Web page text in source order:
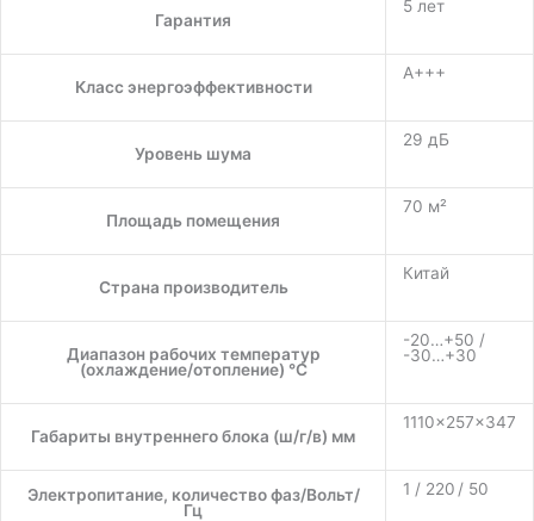
Гарантия
5 лет
Класс энергоэффективности
A+++
Уровень шума
29 дБ
Площадь помещения
70 м²
Страна производитель
Китай
Диапазон рабочих температур
(охлаждение/отопление) °C
-20…+50 /
-30…+30
Габариты внутреннего блока (ш/г/в) мм
1110×257×347
Электропитание, количество фаз/Вольт/
Гц
1 / 220 / 50